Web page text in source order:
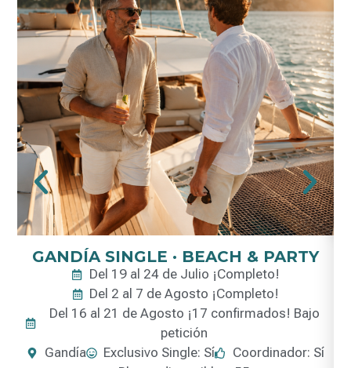
GANDÍA SINGLE · BEACH & PARTY
Del 19 al 24 de Julio ¡Completo!
Del 2 al 7 de Agosto ¡Completo!
Del 16 al 21 de Agosto ¡17 confirmados! Bajo
petición
Gandía
Exclusivo Single: Sí
Coordinador: Sí